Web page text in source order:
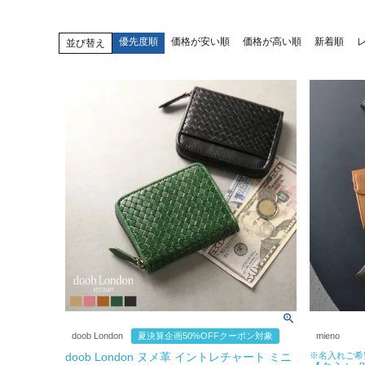
並び替え 優先度順 価格が安い順 価格が高い順 新着順
doob London 夏決算企画50%OFFクーポン対象
doob London ヌメ革 イントレチャート ミニ
mieno
※名入れご希